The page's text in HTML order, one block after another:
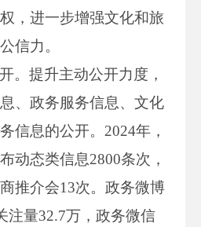
，进一步增强文化和旅
信力。
。提升主动公开力度，
、政务服务信息、文化
信息的公开。2024年，
动态类信息2800条次，
推介会13次。政务微博
注量32.7万，政务微信